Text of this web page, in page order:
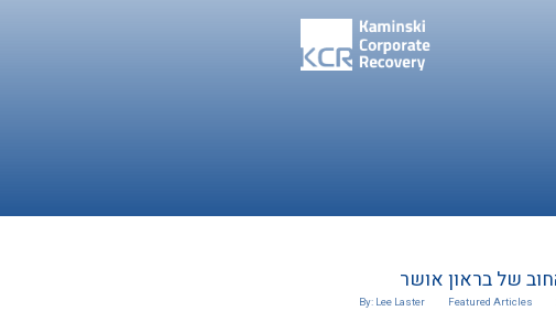
של בראון אושר
Featured Articles
By: Lee Laster